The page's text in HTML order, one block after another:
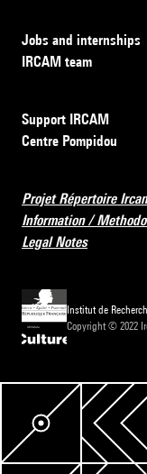
Jobs and internships
IRCAM team
Support IRCAM
Centre Pompidou
Projet Répertoire
Information /
Legal Notes
Institut de
Copyright © 2022